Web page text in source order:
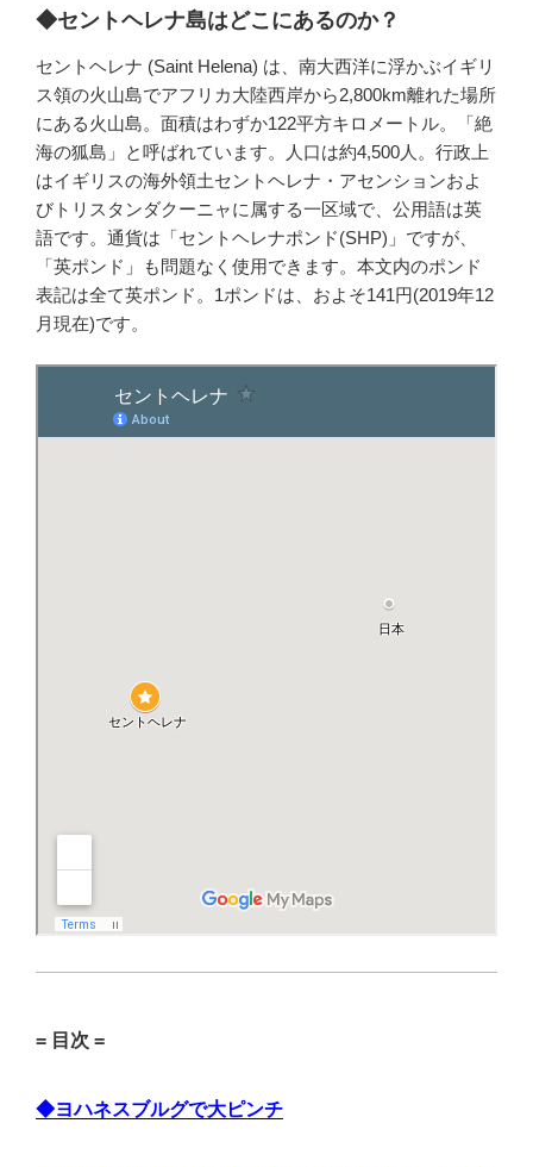
◆セントヘレナ島はどこにあるのか？
セントヘレナ (Saint Helena) は、南大西洋に浮かぶイギリ
ス領の火山島でアフリカ大陸西岸から2,800km離れた場所
にある火山島。面積はわずか122平方キロメートル。「絶
海の狐島」と呼ばれています。人口は約4,500人。行政上
はイギリスの海外領土セントヘレナ・アセンションおよ
びトリスタンダクーニャに属する一区域で、公用語は英
語です。通貨は「セントヘレナポンド(SHP)」ですが、
「英ポンド」も問題なく使用できます。本文内のポンド
表記は全て英ポンド。1ポンドは、およそ141円(2019年12
月現在)です。
= 目次 =
◆ヨハネスブルグで大ピンチ